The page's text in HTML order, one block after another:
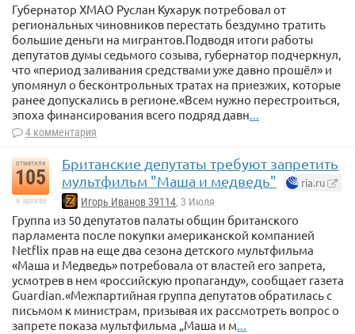
Губернатор ХМАО Руслан Кухарук потребовал от
региональных чиновников перестать бездумно тратить
большие деньги на мигрантов.Подводя итоги работы
депутатов думы седьмого созыва, губернатор подчеркнул,
что «период заливания средствами уже давно прошёл» и
упомянул о бесконтрольных тратах на приезжих, которые
ранее допускались в регионе.«Всем нужно перестроиться,
эпоха финансирования всего подряд давн...
4 комментария
отметили
105
в архиве
Британские депутаты требуют запретить
мультфильм "Маша и медведь"
ria.ru
Игорь Иванов 39114, 3 Июля
Группа из 50 депутатов палаты общин британского
парламента после покупки американской компанией
Netflix прав на еще два сезона детского мультфильма
«Маша и Медведь» потребовала от властей его запрета,
усмотрев в нем «российскую пропаганду», сообщает газета
Guardian.«Межпартийная группа депутатов обратилась с
письмом к министрам, призывая их рассмотреть вопрос о
запрете показа мультфильма „Маша и м...